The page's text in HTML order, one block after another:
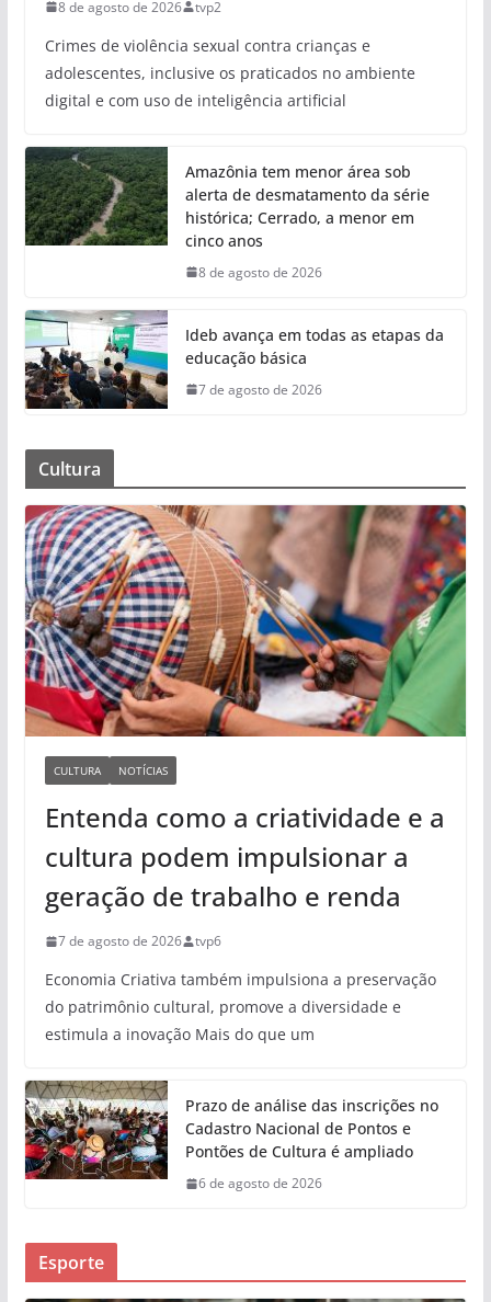
8 de agosto de 2026 tvp2
Crimes de violência sexual contra crianças e
adolescentes, inclusive os praticados no ambiente
digital e com uso de inteligência artificial
Amazônia tem menor área sob
alerta de desmatamento da série
histórica; Cerrado, a menor em
cinco anos
8 de agosto de 2026
Ideb avança em todas as etapas da
educação básica
7 de agosto de 2026
Cultura
CULTURA NOTÍCIAS
Entenda como a criatividade e a
cultura podem impulsionar a
geração de trabalho e renda
7 de agosto de 2026 tvp6
Economia Criativa também impulsiona a preservação
do patrimônio cultural, promove a diversidade e
estimula a inovação Mais do que um
Prazo de análise das inscrições no
Cadastro Nacional de Pontos e
Pontões de Cultura é ampliado
6 de agosto de 2026
Esporte